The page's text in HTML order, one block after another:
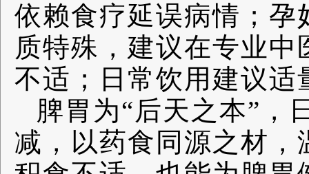
依赖食疗延误病情；
质特殊，建议在专业
不适；日常饮用建议
脾胃为“后天之本”，
减，以药食同源之材